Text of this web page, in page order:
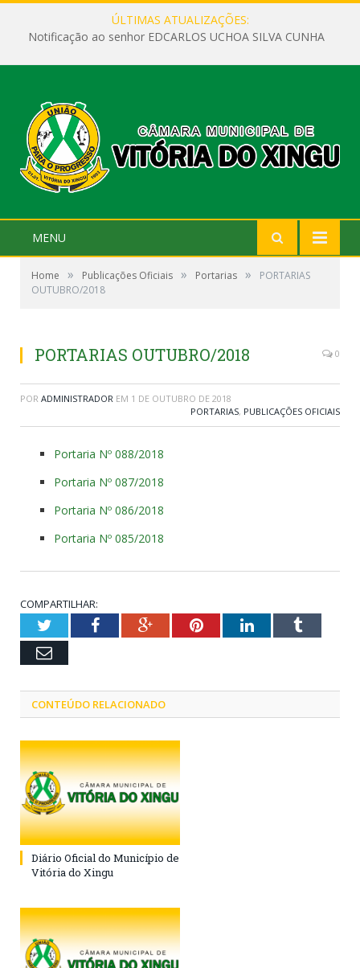
ÚLTIMAS ATUALIZAÇÕES:
Notificação ao senhor EDCARLOS UCHOA SILVA CUNHA
MENU
Home » Publicações Oficiais » Portarias »
PORTARIAS
OUTUBRO/2018
PORTARIAS OUTUBRO/2018 0
POR ADMINISTRADOR EM 1 DE OUTUBRO DE 2018
PORTARIAS, PUBLICAÇÕES OFICIAIS
Portaria Nº 088/2018
Portaria Nº 087/2018
Portaria Nº 086/2018
Portaria Nº 085/2018
COMPARTILHAR:
TwitterFacebookGoogle+PinterestLinkedInTumblr
Email
CONTEÚDO RELACIONADO
Diário Oficial do Município de
Vitória do Xingu